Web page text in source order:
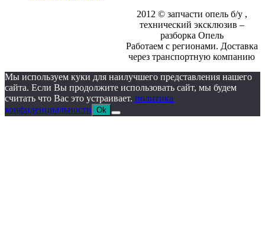
2012 © запчасти опель б/у ,
технический эксклюзив –
разборка Опель
Работаем с регионами. Доставка
через транспортную компанию
Мы используем куки для наилучшего представления нашего
сайта. Если Вы продолжите использовать сайт, мы будем
считать что Вас это устраивает. политика
конфиденциальности Ok